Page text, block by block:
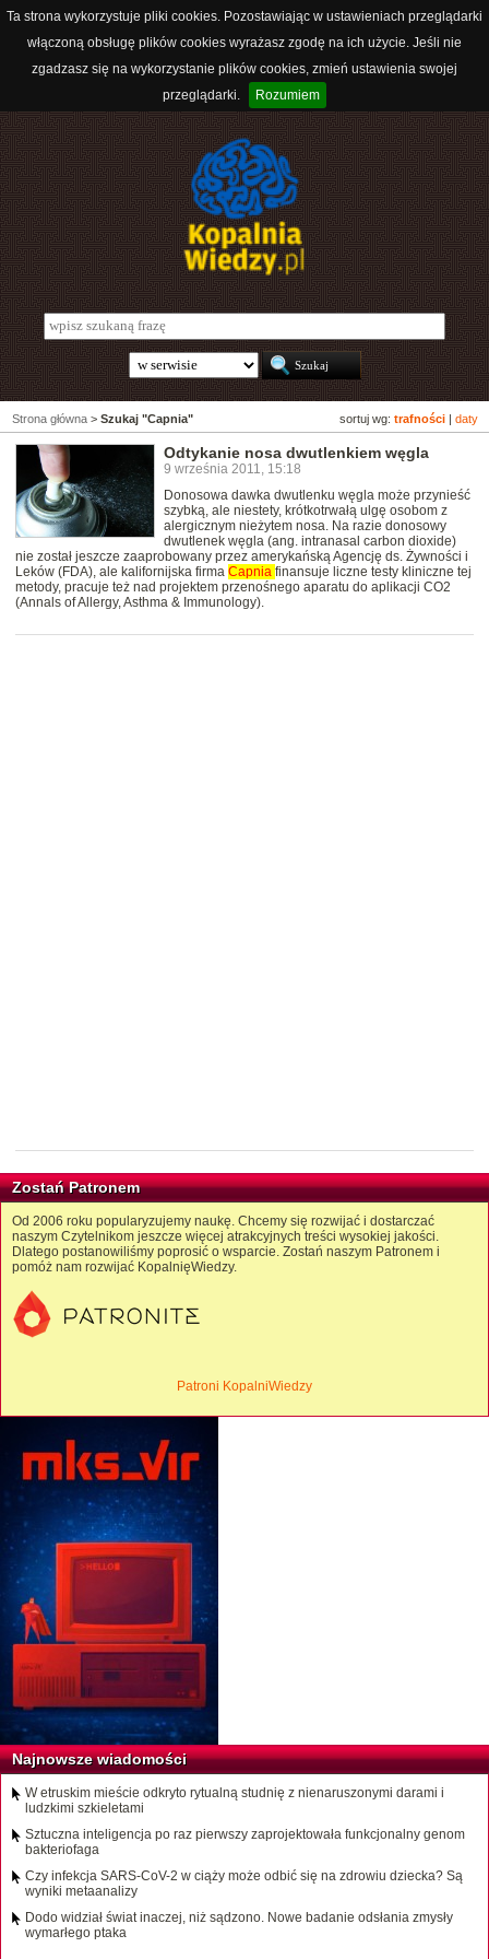
Ta strona wykorzystuje pliki cookies. Pozostawiając w ustawieniach przeglądarki
włączoną obsługę plików cookies wyrażasz zgodę na ich użycie. Jeśli nie
zgadzasz się na wykorzystanie plików cookies, zmień ustawienia swojej
przeglądarki.
Rozumiem
sortuj wg: trafności daty
Strona główna > Szukaj "Capnia"
Odtykanie nosa dwutlenkiem węgla
9 września 2011, 15:18
Donosowa dawka dwutlenku węgla może przynieść
szybką, ale niestety, krótkotrwałą ulgę osobom z
alergicznym nieżytem nosa. Na razie donosowy
dwutlenek węgla (ang. intranasal carbon dioxide)
nie został jeszcze zaaprobowany przez amerykańską Agencję ds. Żywności i
Leków (FDA), ale kalifornijska firma Capnia finansuje liczne testy kliniczne tej
metody, pracuje też nad projektem przenośnego aparatu do aplikacji CO2
(Annals of Allergy, Asthma & Immunology).
Zostań Patronem
Od 2006 roku popularyzujemy naukę. Chcemy się rozwijać i dostarczać
naszym Czytelnikom jeszcze więcej atrakcyjnych treści wysokiej jakości.
Dlatego postanowiliśmy poprosić o wsparcie. Zostań naszym Patronem i
pomóż nam rozwijać KopalnięWiedzy.
Patroni KopalniWiedzy
Najnowsze wiadomości
W etruskim mieście odkryto rytualną studnię z nienaruszonymi darami i
ludzkimi szkieletami
Sztuczna inteligencja po raz pierwszy zaprojektowała funkcjonalny genom
bakteriofaga
Czy infekcja SARS-CoV-2 w ciąży może odbić się na zdrowiu dziecka? Są
wyniki metaanalizy
Dodo widział świat inaczej, niż sądzono. Nowe badanie odsłania zmysły
wymarłego ptaka